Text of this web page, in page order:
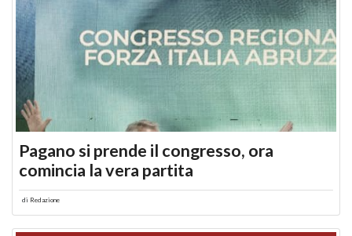
Pagano si prende il congresso, ora
comincia la vera partita
di Redazione